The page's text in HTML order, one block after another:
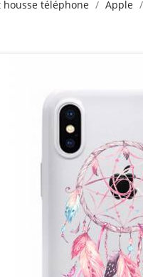
housse téléphone Apple